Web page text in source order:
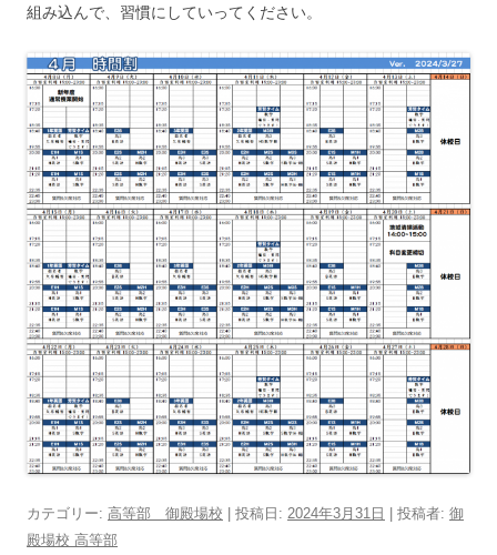
組み込んで、習慣にしていってください。
カテゴリー: 高等部 御殿場校 | 投稿日: 2024年3月31日 投稿者: 御
殿場校 高等部